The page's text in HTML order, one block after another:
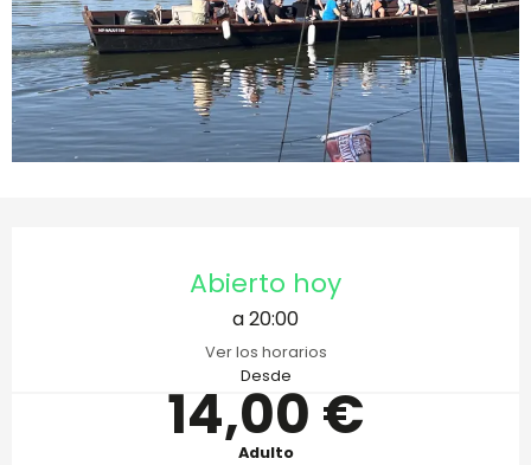
Abierto hoy
a 20:00
Ver los horarios
Desde
14,00 €
Adulto